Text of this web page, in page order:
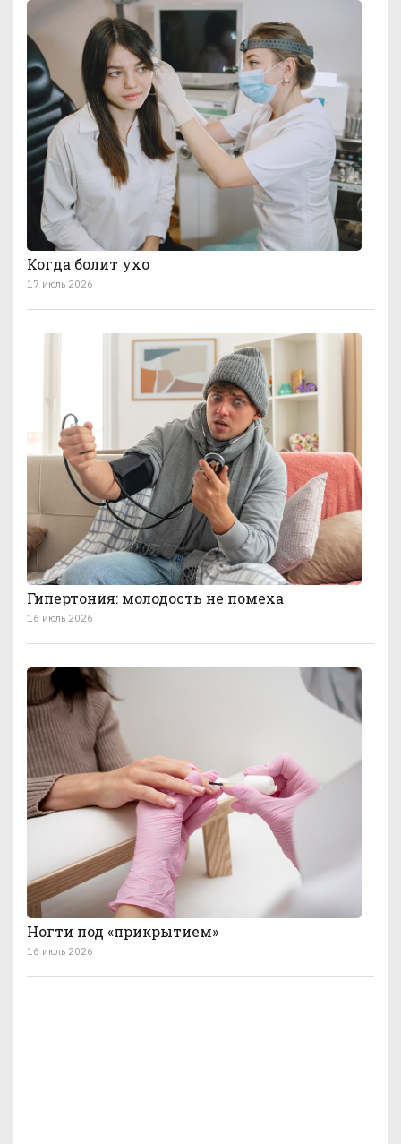
Когда болит ухо
17 июль 2026
Гипертония: молодость не помеха
16 июль 2026
Ногти под «прикрытием»
16 июль 2026